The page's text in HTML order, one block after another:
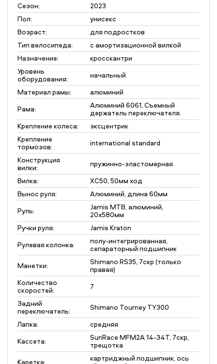
Сезон:
2023
Пол:
унисекс
Возраст:
для подростков
Тип велосипеда:
с амортизационной вилкой
Назначение:
кросскантри
Уровень
оборудования:
начальный
Материал рамы:
алюминий
Рама:
Алюминий 6061, Съемный
держатель переключателя.
Крепление колеса:
эксцентрик
Крепление
тормозов:
international standard
Конструкция
вилки:
пружинно-эластомерная
Вилка:
XC50, 50мм ход
Вынос руля:
Алюминий, длина 60мм
Руль:
Jamis MTB, алюминий,
20x580мм
Ручки руля:
Jamis Kraton
Рулевая колонка:
полу-интегрированная,
сепараторный подшипник
Манетки:
Shimano RS35, 7скр (только
правая)
Количество
скоростей:
7
Задний
переключатель:
Shimano Tourney TY300
Лапка:
средняя
Кассета:
SunRace MFM2A 14-34T, 7скр,
трещотка
Каретка:
картриджный подшипник, ось